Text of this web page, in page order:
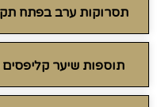
תסרוקות ערב בפתח
תוספות שיער